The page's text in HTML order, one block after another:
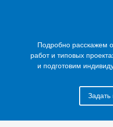
Подробно расскажем
работ и типовых
и подготовим
Задать